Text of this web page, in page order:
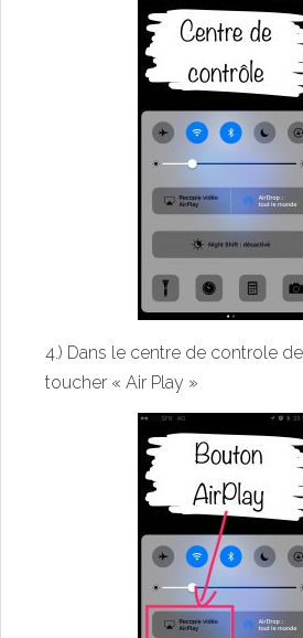
4.) Dans le centre de controle de
toucher « Air Play »